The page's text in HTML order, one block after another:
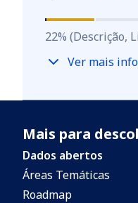
22%
22% (Descrição,
Ver mais
Mais para
Dados abertos
Áreas Temáticas
Roadmap